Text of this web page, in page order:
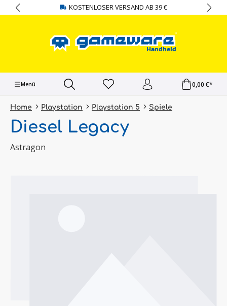
springen KOSTENLOSER VERSAND AB 39 €
Menü 0,00 €*
Home Playstation Playstation 5 Spiele
Diesel Legacy
Astragon